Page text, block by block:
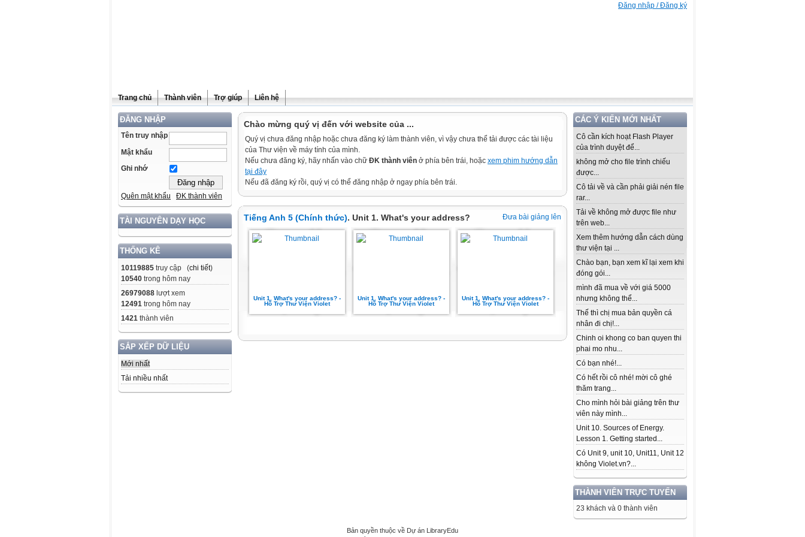
Đăng nhập / Đăng ký
Trang chủ Thành viên Trợ giúp Liên hệ
ĐĂNG NHẬP
Tên truy nhập
Mật khẩu
Ghi nhớ
Quên mật khẩu ĐK thành viên
TÀI NGUYÊN DẠY HỌC
THỐNG KÊ
10119885 truy cập (chi tiết)
10540 trong hôm nay
26979088 lượt xem
12491 trong hôm nay
1421 thành viên
SẮP XẾP DỮ LIỆU
Mới nhất
Tải nhiều nhất
CÁC Ý KIẾN MỚI NHẤT
Cô cần kích hoạt Flash Player
của trình duyệt để...
không mở cho file trình chiếu
được...
Cô tải về và cần phải giải nén file
rar...
Tải về không mở được file như
trên web...
Xem thêm hướng dẫn cách dùng
thư viện tại ...
Chào bạn, bạn xem kĩ lại xem khi
đóng gói...
mình đã mua về với giá 5000
nhưng không thể...
Thế thì chị mua bản quyền cá
nhân đi chị!...
Chinh oi khong co ban quyen thi
phai mo nhu...
Có bạn nhé!...
Có hết rồi cô nhé! mời cô ghé
thăm trang...
Cho mình hỏi bài giảng trên thư
viên này mình...
Unit 10. Sources of Energy.
Lesson 1. Getting started...
Có Unit 9, unit 10, Unit11, Unit 12
không Violet.vn?...
THÀNH VIÊN TRỰC TUYẾN
23 khách và 0 thành viên
Chào mừng quý vị đến với website của ...
Quý vị chưa đăng nhập hoặc chưa đăng ký làm thành viên, vì vậy chưa thể tải được các tài liệu
của Thư viện về máy tính của mình.
Nếu chưa đăng ký, hãy nhấn vào chữ ĐK thành viên ở phía bên trái, hoặc xem phim hướng dẫn
tại đây
Nếu đã đăng ký rồi, quý vị có thể đăng nhập ở ngay phía bên trái.
Đưa bài giảng lên
Tiếng Anh 5 (Chính thức). Unit 1. What's your address?
Unit 1. What's your address? -
Hỗ Trợ Thư Viện Violet
Unit 1. What's your address? -
Hỗ Trợ Thư Viện Violet
Unit 1. What's your address? -
Hỗ Trợ Thư Viện Violet
Bản quyền thuộc về Dự án LibraryEdu